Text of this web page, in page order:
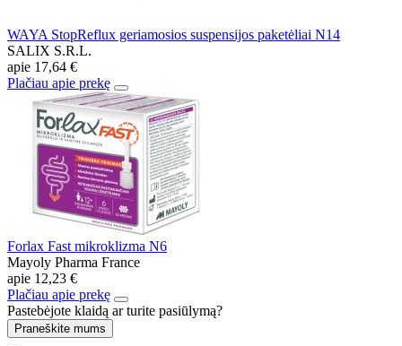
WAYA StopReflux geriamosios suspensijos paketėliai N14
SALIX S.R.L.
apie 17,64 €
Plačiau apie prekę
Forlax Fast mikroklizma N6
Mayoly Pharma France
apie 12,23 €
Plačiau apie prekę
Pastebėjote klaidą ar turite pasiūlymą?
Praneškite mums